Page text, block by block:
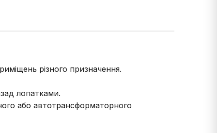
різного призначення.
лопатками.
або автотрансформаторного